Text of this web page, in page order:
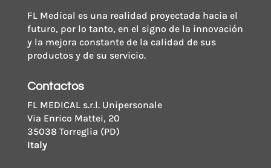
FL Medical es una realidad proyectada hacia el
futuro, por lo tanto, en el signo de la innovación
y la mejora constante de la calidad de sus
productos y de su servicio.
Contactos
FL MEDICAL s.r.l. Unipersonale
Via Enrico Mattei, 20
35038 Torreglia (PD)
Italy